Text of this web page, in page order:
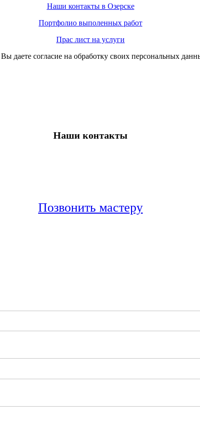
Наши контакты в Озерске
Портфолио выполенных работ
Прас лист на услуги
даете согласие на обработку своих персональных
Наши контакты
Позвонить мастеру